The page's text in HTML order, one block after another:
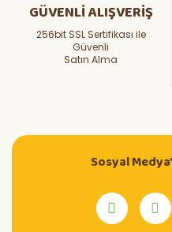
GÜVENLİ ALIŞVERİŞ
256bit SSL Sertifikası ile
Güvenli
Satın Alma
Sosyal